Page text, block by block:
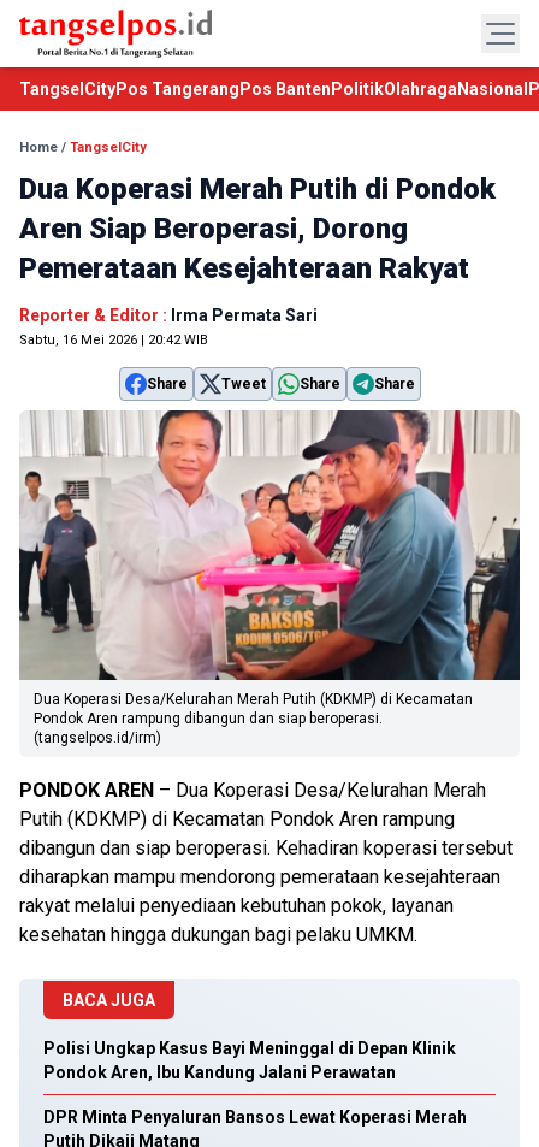
TangselCityPos Tangerang Pos Banten PolitikOlahraga Nasional
Home / TangselCity
Dua Koperasi Merah Putih di Pondok
Aren Siap Beroperasi, Dorong
Pemerataan Kesejahteraan Rakyat
Reporter & Editor : Irma Permata Sari
Sabtu, 16 Mei 2026 | 20:42 WIB
Share Tweet Share Share
Dua Koperasi Desa/Kelurahan Merah Putih (KDKMP) di Kecamatan
Pondok Aren rampung dibangun dan siap beroperasi.
(tangselpos.id/irm)
PONDOK AREN – Dua Koperasi Desa/Kelurahan Merah
Putih (KDKMP) di Kecamatan Pondok Aren rampung
dibangun dan siap beroperasi. Kehadiran koperasi tersebut
diharapkan mampu mendorong pemerataan kesejahteraan
rakyat melalui penyediaan kebutuhan pokok, layanan
kesehatan hingga dukungan bagi pelaku UMKM.
BACA JUGA
Polisi Ungkap Kasus Bayi Meninggal di Depan Klinik
Pondok Aren, Ibu Kandung Jalani Perawatan
DPR Minta Penyaluran Bansos Lewat Koperasi Merah
Putih Dikaji Matang